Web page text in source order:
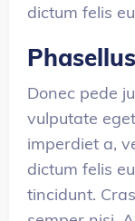
dictum felis
Donec pede
vulputate
imperdiet a,
dictum felis
tincidunt.